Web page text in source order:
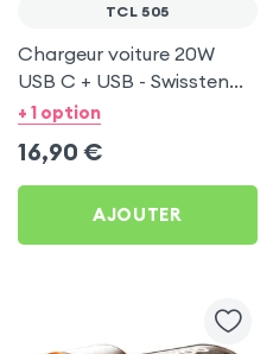
TCL 505
Chargeur voiture 20W
USB C + USB - Swissten
pour TCL 505
+ 1 option
16,90 €
AJOUTER